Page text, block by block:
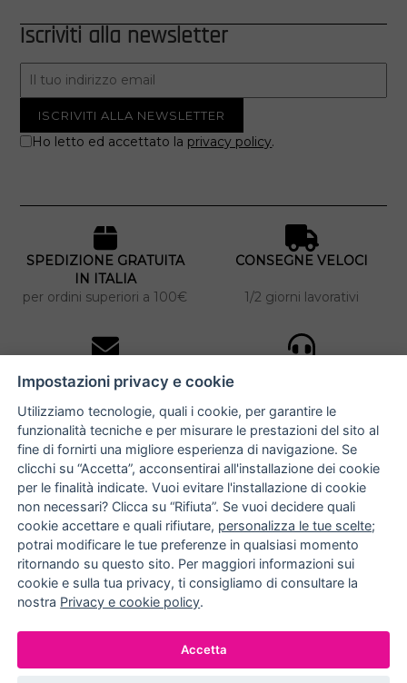
Iscriviti alla newsletter
Ho letto ed accettato la privacy policy.
SPEDIZIONE GRATUITA
IN ITALIA
per ordini superiori a 100€
CONSEGNE VELOCI
1/2 giorni lavorativi
iscriviti alla newsletter
per tutti gli ordini
NUCCIA COSTANTINO
via Argiro 112/114 - 70122 Bari
+39 080 990 9118
+39 391 72 89 930
METODI DI PAGAMENTO
Impostazioni privacy e cookie
Utilizziamo tecnologie, quali i cookie, per garantire le
funzionalità tecniche e per misurare le prestazioni del sito al
fine di fornirti una migliore esperienza di navigazione. Se
clicchi su “Accetta”, acconsentirai all'installazione dei cookie
per le finalità indicate. Vuoi evitare l'installazione di cookie
non necessari? Clicca su “Rifiuta”. Se vuoi decidere quali
cookie accettare e quali rifiutare, personalizza le tue scelte;
potrai modificare le tue preferenze in qualsiasi momento
ritornando su questo sito. Per maggiori informazioni sui
cookie e sulla tua privacy, ti consigliamo di consultare la
nostra Privacy e cookie policy.
Accetta